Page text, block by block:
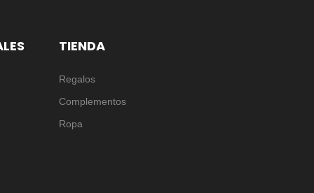
TIENDA
Regalos
Complementos
Ropa